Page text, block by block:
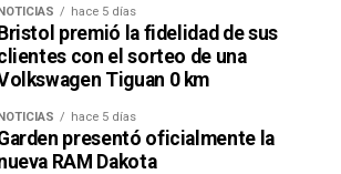
hace 5 días
premió la fidelidad de sus
con el sorteo de una
Tiguan 0 km
hace 5 días
presentó oficialmente la
RAM Dakota